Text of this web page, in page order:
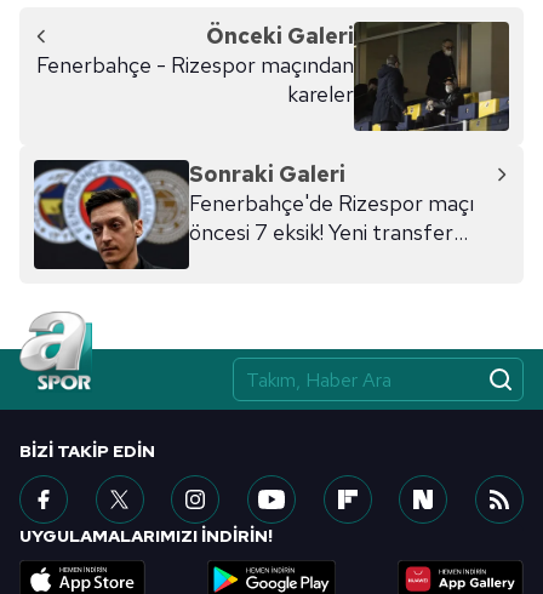
Önceki Galeri
Fenerbahçe - Rizespor maçından
kareler
Sonraki Galeri
Fenerbahçe'de Rizespor maçı
öncesi 7 eksik! Yeni transfer
BIZI TAKIP EDIN
UYGULAMALARIMIZI İNDİRİN!